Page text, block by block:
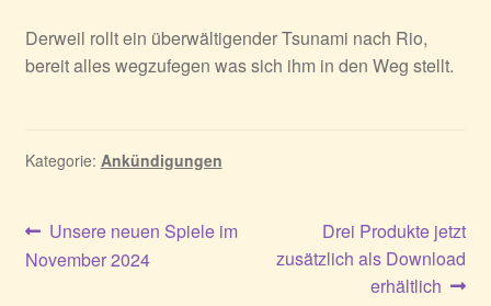
Derweil rollt ein überwältigender Tsunami nach Rio,
bereit alles wegzufegen was sich ihm in den Weg stellt.
Kategorie: Ankündigungen
Beitragsnavigation
Vorheriger
Beitrag:
Unsere neuen Spiele im
November 2024
Nächster
Beitrag:
Drei Produkte jetzt
zusätzlich als Download
erhältlich